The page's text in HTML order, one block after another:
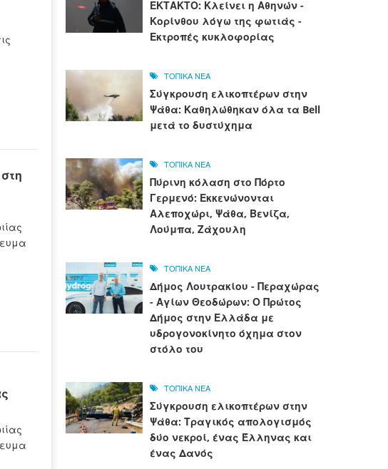
ΕΚΤΑΚΤΟ: Κλείνει η Αθηνών -
Κορίνθου λόγω της φωτιάς -
Εκτροπές κυκλοφορίας
ΤΟΠΙΚΑ ΝΕΑ
Σύγκρουση ελικοπτέρων στην
Ψάθα: Καθηλώθηκαν όλα τα Bell
μετά το δυστύχημα
ΤΟΠΙΚΑ ΝΕΑ
Πύρινη κόλαση στο Πόρτο
Γερμενό: Εκκενώνονται
Αλεποχώρι, Ψάθα, Βενίζα,
Λούμπα, Ζάχουλη
ΤΟΠΙΚΑ ΝΕΑ
Δήμος Λουτρακίου - Περαχώρας
- Αγίων Θεοδώρων: Ο Πρώτος
Δήμος στην Ελλάδα με
υδρογονοκίνητο όχημα στον
στόλο του
ΤΟΠΙΚΑ ΝΕΑ
Σύγκρουση ελικοπτέρων στην
Ψάθα: Τραγικός απολογισμός
δύο νεκροί, ένας Έλληνας και
ένας Δανός